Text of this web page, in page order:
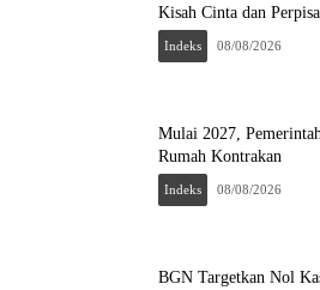
Kisah Cinta dan
Indeks 08/08/2026
Mulai 2027,
Rumah Kontrakan
Indeks 08/08/2026
BGN Targetkan Nol